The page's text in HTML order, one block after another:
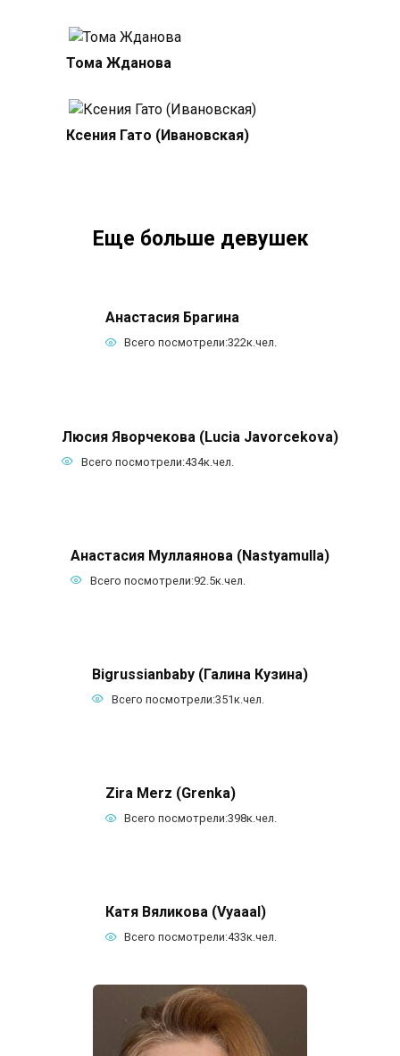
Тома Жданова
Ксения Гато (Ивановская)
Еще больше девушек
Анастасия Брагина
Всего посмотрели:322к.чел.
Люсия Яворчекова (Lucia Javorcekova)
Всего посмотрели:434к. чел.
Анастасия Муллаянова (Nastyamulla)
Всего посмотрели:92.5к. чел.
Bigrussianbaby (Галина Кузина)
Всего посмотрели:351к. чел.
Zira Merz (Grenka)
Всего посмотрели:398к.чел.
Катя Вяликова (Vyaaal)
Всего посмотрели:433к.чел.